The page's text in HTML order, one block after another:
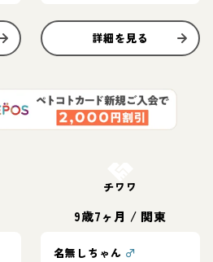
詳細を見る
チワワ
9歳7ヶ月 / 関東
名無しちゃん ♂